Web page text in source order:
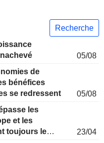
Recherche
05/08
bénéfices
se redressent
05/08
et les
toujours le
23/04